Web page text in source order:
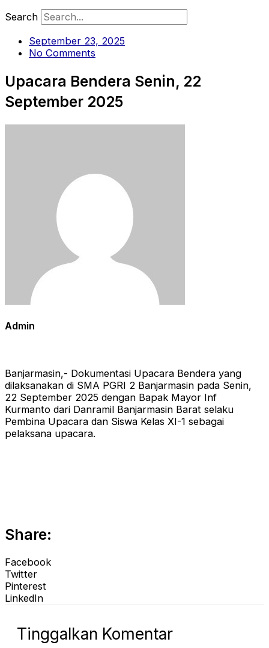
Search
September 23, 2025
No Comments
Upacara Bendera Senin, 22
September 2025
Admin
Banjarmasin,- Dokumentasi Upacara Bendera yang
dilaksanakan di SMA PGRI 2 Banjarmasin pada Senin,
22 September 2025 dengan Bapak Mayor Inf
Kurmanto dari Danramil Banjarmasin Barat selaku
Pembina Upacara dan Siswa Kelas XI-1 sebagai
pelaksana upacara.
Share:
Facebook
Twitter
Pinterest
LinkedIn
Tinggalkan Komentar